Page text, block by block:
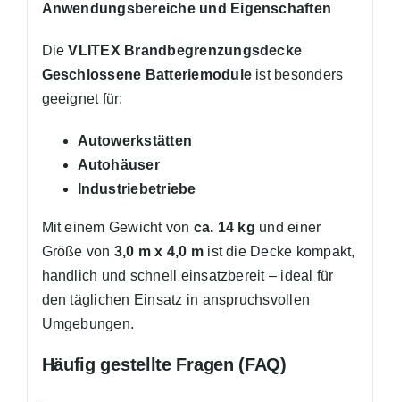
Anwendungsbereiche und Eigenschaften
DieVLITEX Brandbegrenzungsdecke
Geschlossene Batteriemodule ist besonders
geeignet für:
Autowerkstätten
Autohäuser
Industriebetriebe
Mit einem Gewicht von ca. 14 kg und einer
Größe von 3,0 m x 4,0 m ist die Decke kompakt,
handlich und schnell einsatzbereit – ideal für
den täglichen Einsatz in anspruchsvollen
Umgebungen.
Häufig gestellte Fragen (FAQ)